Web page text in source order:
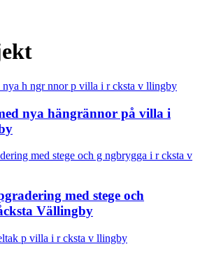
nya hängrännor på villa i
med stege och
Vällingby